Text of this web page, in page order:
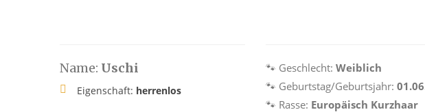
Name: Uschi
Eigenschaft: herrenlos
🐾 Geschlecht: Weiblich
🐾 Geburtstag/Geburtsjahr:
🐾 Rasse: Europäisch Kurzhaar